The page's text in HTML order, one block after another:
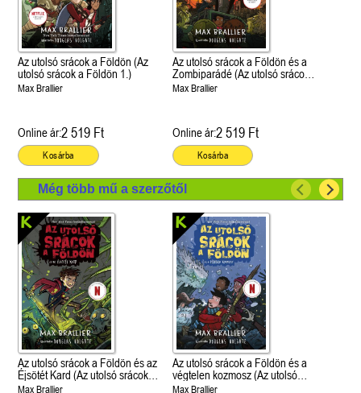
Az utolsó srácok a Földön (Az
utolsó srácok a Földön 1.)
Max Brallier
Online ár:2 519 Ft
Kosárba
Az utolsó srácok a Földön és a
Zombiparádé (Az utolsó srácok
a Földön 2.)
Max Brallier
Online ár:2 519 Ft
Kosárba
Még több mű a szerzőtől
Az utolsó srácok a Földön és az
Éjsötét Kard (Az utolsó srácok a
Földön 5.)
Max Brallier
Az utolsó srácok a Földön és a
végtelen kozmosz (Az utolsó
srácok a Földön 4.)
Max Brallier